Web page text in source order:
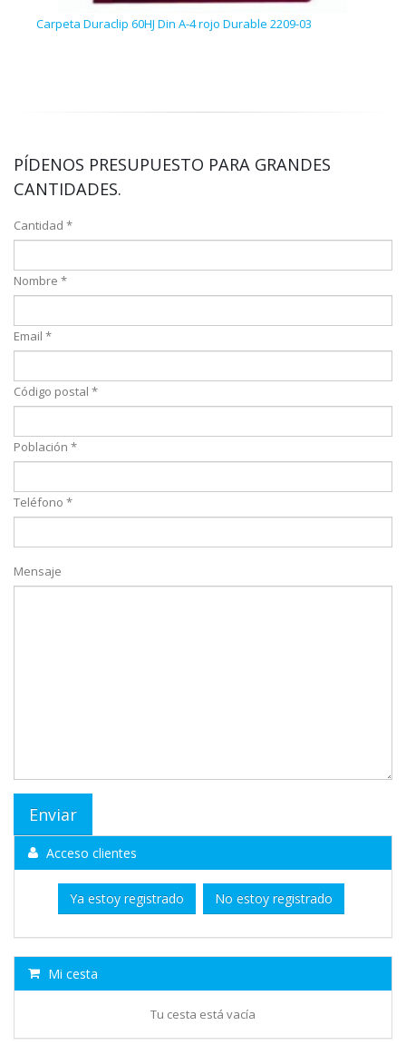
Carpeta Duraclip 60HJ Din A-4 rojo Durable 2209-03
PÍDENOS PRESUPUESTO PARA GRANDES
CANTIDADES.
Cantidad *
Nombre *
Email *
Código postal *
Población *
Teléfono *
Mensaje
Acceso clientes
Ya estoy registrado No estoy registrado
Mi cesta
Tu cesta está vacía